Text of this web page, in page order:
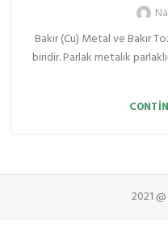
Bakır (Cu) Metal ve Bakır
biridir. Parlak metalik
2021